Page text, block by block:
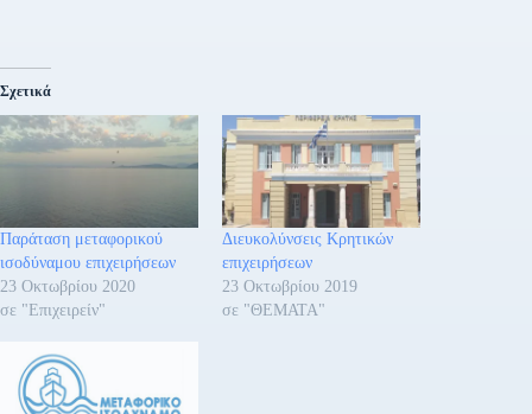
Σχετικά
Παράταση μεταφορικού
ισοδύναμου επιχειρήσεων
23 Οκτωβρίου 2020
σε "Επιχειρείν"
Διευκολύνσεις Κρητικών
επιχειρήσεων
23 Οκτωβρίου 2019
σε "ΘΕΜΑΤΑ"